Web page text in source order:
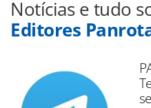
Notícias e tudo
Editores